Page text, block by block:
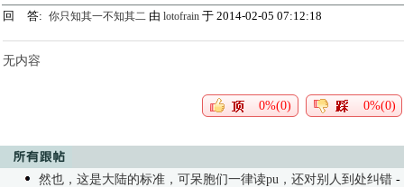
回 答: 你只知其一不知其二 由 lotofrain 于 2014-02-05 07:12:18
无内容
0%(0) 0%(0)
然也，这是大陆的标准，可呆胞们一律读pu，还对别人到处纠错 -